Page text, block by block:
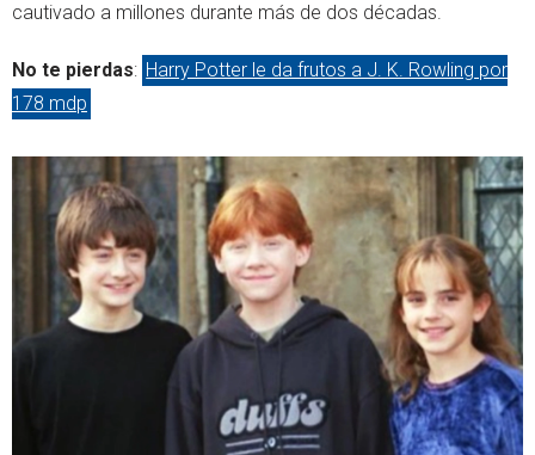
cautivado a millones durante más de dos décadas.
No te pierdas: Harry Potter le da frutos a J. K. Rowling por
178 mdp